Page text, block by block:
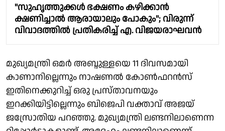
"സുഹൃത്തുക്കൾ ഭക്ഷണം കഴിക്കാൻ
ക്ഷണിച്ചാൽ ആരായാലും പോകും"; വിരുന്ന്
വിവാദത്തിൽ പ്രതികരിച്ച് എ. വിജയരാഘവൻ
മുഖ്യമന്ത്രി ഒമർ അബ്ദുള്ളയെ 11 ദിവസമായി
കാണാനില്ലെന്നും നാഷണൽ കോൺഫറൻസ്
ഇതിനെക്കുറിച്ച് ഒരു പ്രസ്താവനയും
ഇറക്കിയിട്ടില്ലെന്നും ബിജെപി വക്താവ് അജയ്
ജസ്രോതിയ പറഞ്ഞു. മുഖ്യമന്ത്രി ലണ്ടനിലാണെന്ന